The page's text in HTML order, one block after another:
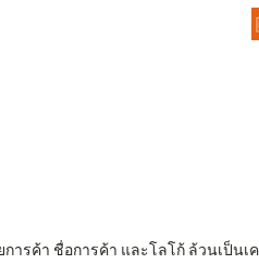
การค้า ชื่อการค้า และโลโก้ ล้วนเป็น